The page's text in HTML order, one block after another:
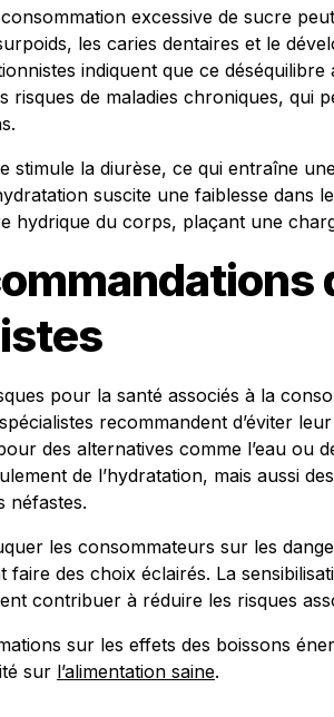
excessive de sucre
les caries dentaires et le
indiquent que ce
risques de maladies chroniques, qui
stimule la diurèse, ce qui entraîne
suscite une faiblesse dans
hydrique du corps, plaçant une
pour la santé associés à la
recommandent d’éviter
des alternatives comme l’eau ou
de l’hydratation, mais aussi
néfastes.
les consommateurs sur les
faire des choix éclairés. La
contribuer à réduire les risques
sur les effets des boissons
sur l’alimentation saine.